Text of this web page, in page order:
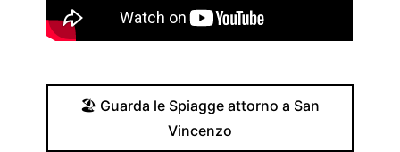
🏖️ Guarda le Spiagge attorno a San
Vincenzo